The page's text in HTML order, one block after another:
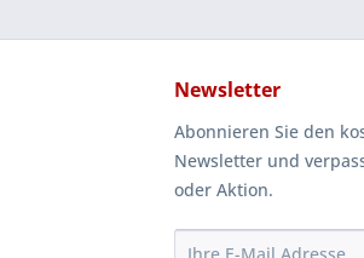
Newsletter
Abonnieren Sie den
Newsletter und
oder Aktion.